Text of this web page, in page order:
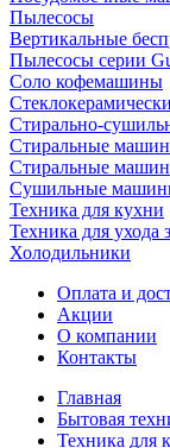
Пылесосы
Вертикальные
Пылесосы серии
Соло кофемашины
Стирально-
Стиральные
Стиральные
Сушильные
Техника для кухни
Техника для ухода
Холодильники
Оплата и
Акции
О компании
Контакты
Главная
Бытовая
Техника для